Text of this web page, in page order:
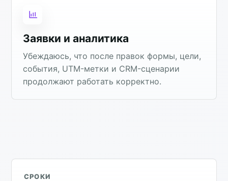
Заявки и аналитика
Убеждаюсь, что после правок формы, цели,
события, UTM-метки и CRM-сценарии
продолжают работать корректно.
СРОКИ